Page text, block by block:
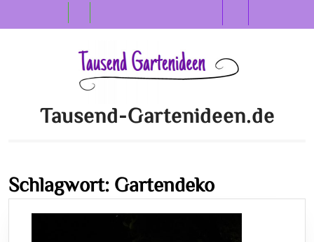
Open
Button
Tausend-Gartenideen.de
Schlagwort: Gartendeko